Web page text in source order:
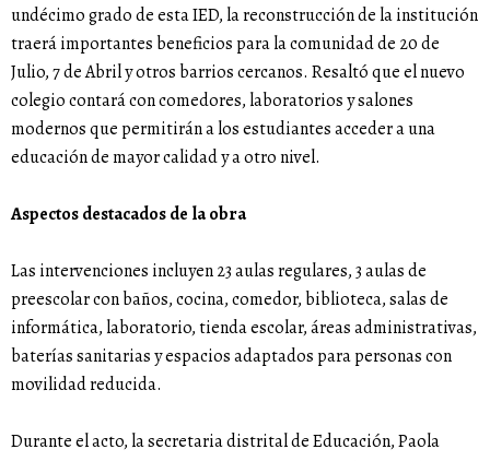
undécimo grado de esta IED, la reconstrucción de la institución
traerá importantes beneficios para la comunidad de 20 de
Julio, 7 de Abril y otros barrios cercanos. Resaltó que el nuevo
colegio contará con comedores, laboratorios y salones
modernos que permitirán a los estudiantes acceder a una
educación de mayor calidad y a otro nivel.
Aspectos destacados de la obra
Las intervenciones incluyen 23 aulas regulares, 3 aulas de
preescolar con baños, cocina, comedor, biblioteca, salas de
informática, laboratorio, tienda escolar, áreas administrativas,
baterías sanitarias y espacios adaptados para personas con
movilidad reducida.
Durante el acto, la secretaria distrital de Educación, Paola